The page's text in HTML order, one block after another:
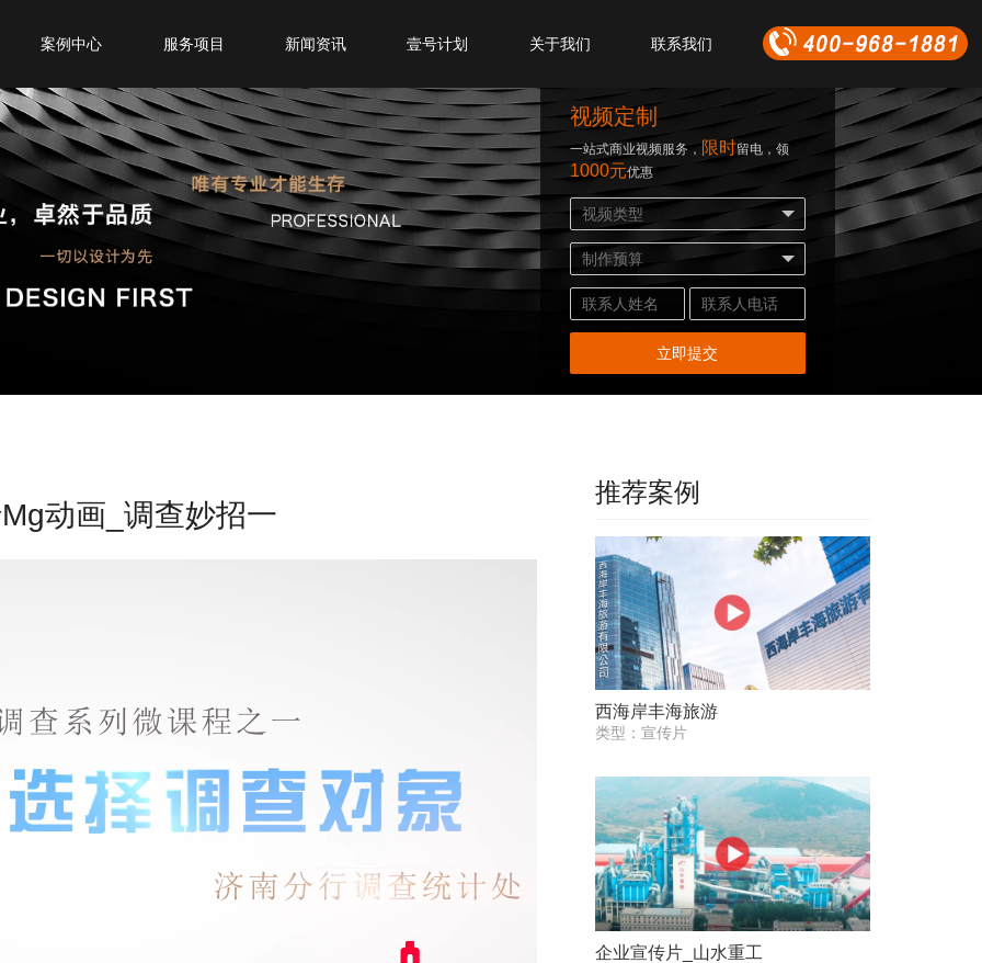
案例中心
宣传片
广告片
短视频
三维动画
专题片
微电影
服务项目
宣传片
产品广告
创意动画
VR制作
微电影
新闻资讯
公司新闻
行业资讯
常见问题
壹号计划 关于我们 联系我们
视频定制
一站式商业视频服务， 限时留电，领
1000元优惠
立即提交
动画_调查妙招一
推荐案例
西海岸丰海旅游
类型：宣传片
企业宣传片_山水重工